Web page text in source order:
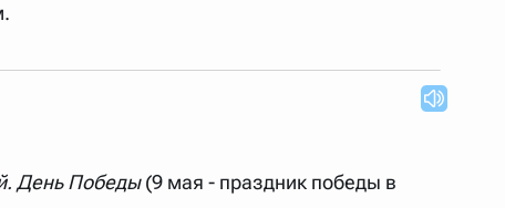
"русский поэт 19 века". Пишем в Reword первым
"Лермонтов" и не только.
Также можно выключать ненужные словари.
День Победы(9 мая - праздник победы в